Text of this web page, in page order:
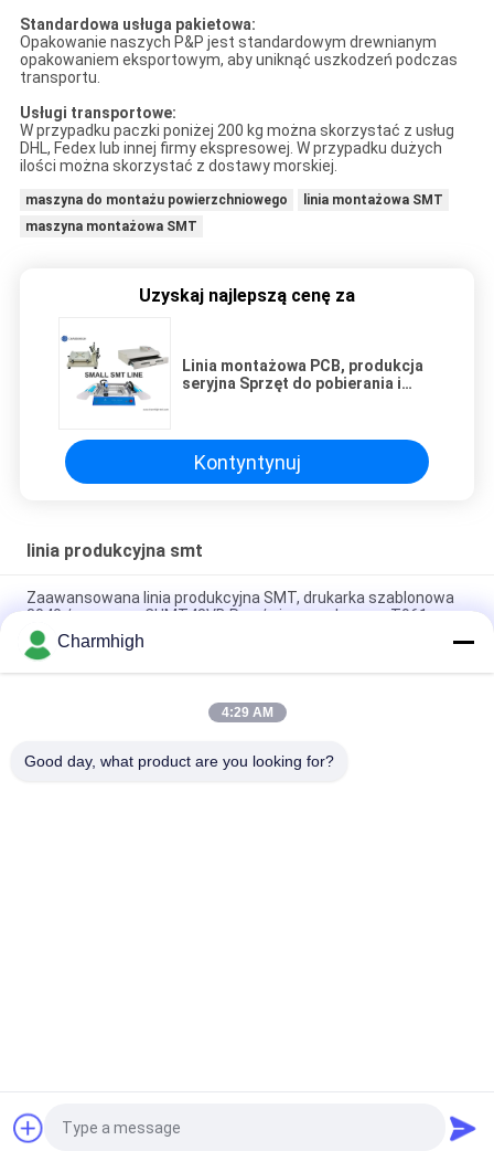
Standardowa usługa pakietowa:
Opakowanie naszych P&P jest standardowym drewnianym
opakowaniem eksportowym, aby uniknąć uszkodzeń podczas
transportu.
Usługi transportowe:
W przypadku paczki poniżej 200 kg można skorzystać z usług
DHL, Fedex lub innej firmy ekspresowej. W przypadku dużych
ilości można skorzystać z dostawy morskiej.
maszyna do montażu powierzchniowego
linia montażowa SMT
maszyna montażowa SMT
Uzyskaj najlepszą cenę za
Linia montażowa PCB, produkcja
seryjna Sprzęt do pobierania i
Kontyntynuj
linia produkcyjna smt
Zaawansowana linia produkcyjna SMT, drukarka szablonowa
3040 / maszyna CHMT48VB Pnp / piec rozpływowy T961
Łączna długość 3,5 m Wysokiej precyzji Mała linia produkcyjna
SMT 0201, BGA, 144 pinów IC
Wysokowydajna, w pełni automatyczna linia montażowa PCB
Poprosić o wycenę
Charmhigh
4:29 AM
Good day, what product are you looking for?